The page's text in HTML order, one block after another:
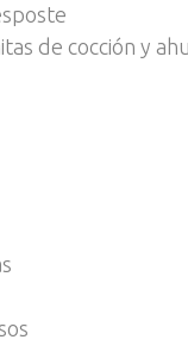
de cocción y